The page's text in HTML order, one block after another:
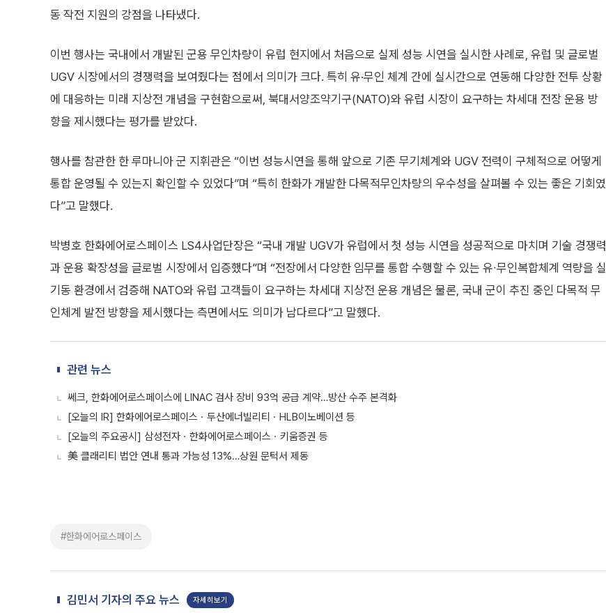
동 작전 지원의 강점을 나타냈다.
이번 행사는 국내에서 개발된 군용 무인차량이 유럽 현지에서 처음으로 실제 성능 시연을 실시한 사례로, 유럽 및 글로벌
UGV 시장에서의 경쟁력을 보여줬다는 점에서 의미가 크다. 특히 유·무인 체계 간에 실시간으로 연동해 다양한 전투 상황
에 대응하는 미래 지상전 개념을 구현함으로써, 북대서양조약기구(NATO)와 유럽 시장이 요구하는 차세대 전장 운용 방
향을 제시했다는 평가를 받았다.
행사를 참관한 한 루마니아 군 지휘관은 “이번 성능시연을 통해 앞으로 기존 무기체계와 UGV 전력이 구체적으로 어떻게
통합 운영될 수 있는지 확인할 수 있었다”며 “특히 한화가 개발한 다목적무인차량의 우수성을 살펴볼 수 있는 좋은 기회였
다”고 말했다.
박병호 한화에어로스페이스 LS4사업단장은 “국내 개발 UGV가 유럽에서 첫 성능 시연을 성공적으로 마치며 기술 경쟁력
과 운용 확장성을 글로벌 시장에서 입증했다”며 “전장에서 다양한 임무를 통합 수행할 수 있는 유∙무인복합체계 역량을 실
기동 환경에서 검증해 NATO와 유럽 고객들이 요구하는 차세대 지상전 운용 개념은 물론, 국내 군이 추진 중인 다목적 무
인체계 발전 방향을 제시했다는 측면에서도 의미가 남다르다”고 말했다.
관련 뉴스
쎄크, 한화에어로스페이스에 LINAC 검사 장비 93억 공급 계약…방산 수주 본격화
[오늘의 IR] 한화에어로스페이스ㆍ두산에너빌리티ㆍHLB이노베이션 등
[오늘의 주요공시] 삼성전자ㆍ한화에어로스페이스ㆍ키움증권 등
美 클래리티 법안 연내 통과 가능성 13%…상원 문턱서 제동
#한화에어로스페이스
김민서 기자의 주요 뉴스 자세히보기